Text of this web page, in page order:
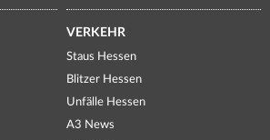
VERKEHR
Staus Hessen
Blitzer Hessen
Unfälle Hessen
A3 News